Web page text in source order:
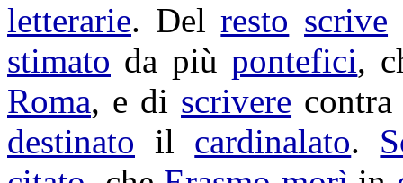
letterarie. Delresto scrive
stimato da piùpontefici,
Roma, e di scrivere
destinato il cardinalato.